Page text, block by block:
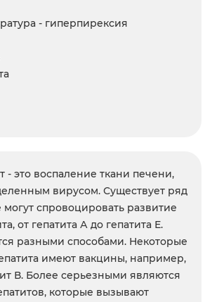
- гиперпирексия
- это воспаление ткани печени,
вирусом. Существует ряд
спровоцировать развитие
от гепатита А до гепатита Е.
разными способами. Некоторые
имеют вакцины, например,
В. Более серьезными являются
которые вызывают